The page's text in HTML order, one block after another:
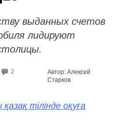
выданных счетов
лидируют
2
Автор: Алексей
Старков
тілінде оқуға